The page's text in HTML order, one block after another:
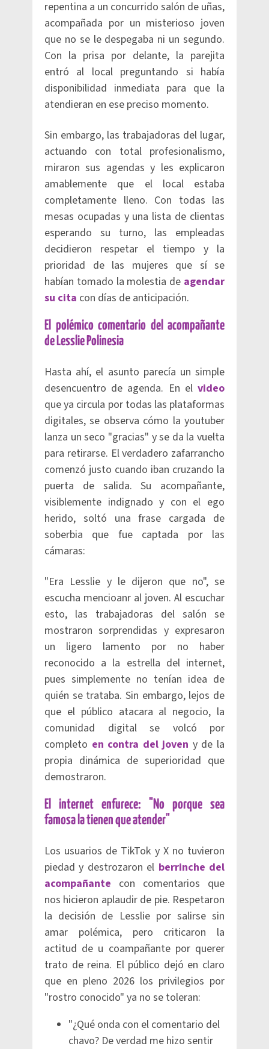
repentina a un concurrido salón de uñas,
acompañada por un misterioso joven
que no se le despegaba ni un segundo.
Con la prisa por delante, la parejita
entró al local preguntando si había
disponibilidad inmediata para que la
atendieran en ese preciso momento.
Sin embargo, las trabajadoras del lugar,
actuando con total profesionalismo,
miraron sus agendas y les explicaron
amablemente que el local estaba
completamente lleno. Con todas las
mesas ocupadas y una lista de clientas
esperando su turno, las empleadas
decidieron respetar el tiempo y la
prioridad de las mujeres que sí se
habían tomado la molestia de agendar
su cita con días de anticipación.
El polémico comentario del acompañante
de Lesslie Polinesia
Hasta ahí, el asunto parecía un simple
desencuentro de agenda. En el video
que ya circula por todas las plataformas
digitales, se observa cómo la youtuber
lanza un seco "gracias" y se da la vuelta
para retirarse. El verdadero zafarrancho
comenzó justo cuando iban cruzando la
puerta de salida. Su acompañante,
visiblemente indignado y con el ego
herido, soltó una frase cargada de
soberbia que fue captada por las
cámaras:
"Era Lesslie y le dijeron que no", se
escucha mencioanr al joven. Al escuchar
esto, las trabajadoras del salón se
mostraron sorprendidas y expresaron
un ligero lamento por no haber
reconocido a la estrella del internet,
pues simplemente no tenían idea de
quién se trataba. Sin embargo, lejos de
que el público atacara al negocio, la
comunidad digital se volcó por
completo en contra del joven y de la
propia dinámica de superioridad que
demostraron.
El internet enfurece: "No porque sea
famosa la tienen que atender"
Los usuarios de TikTok y X no tuvieron
piedad y destrozaron el berrinche del
acompañante con comentarios que
nos hicieron aplaudir de pie. Respetaron
la decisión de Lesslie por salirse sin
amar polémica, pero criticaron la
actitud de u coampañante por querer
trato de reina. El público dejó en claro
que en pleno 2026 los privilegios por
"rostro conocido" ya no se toleran:
"¿Qué onda con el comentario del
chavo? De verdad me hizo sentir